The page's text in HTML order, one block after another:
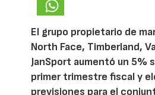
El grupo propietario de
North Face, Timberland,
JanSport aumentó un 5%
primer trimestre fiscal y
previsiones para el